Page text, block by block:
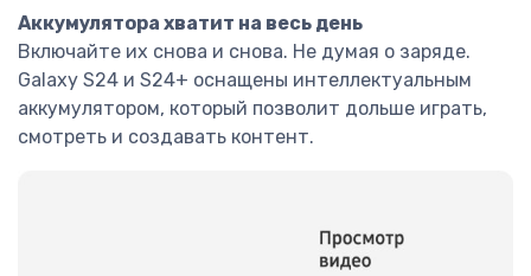
Аккумулятора хватит на весь день
Включайте их снова и снова. Не думая о заряде.
Galaxy S24 и S24+ оснащены интеллектуальным
аккумулятором, который позволит дольше играть,
смотреть и создавать контент.